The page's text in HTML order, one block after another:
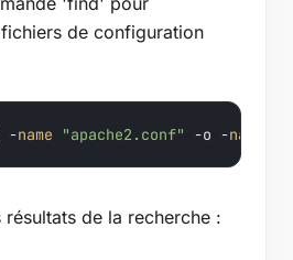
de configuration
-name "apache2.conf" -o -name
résultats de la recherche :